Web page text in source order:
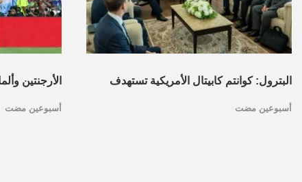
البترول: كوانتم كابيتال الأمريكية تستهدف
أسبوعين مضت
الأرجنتين
أسبوعين مضت